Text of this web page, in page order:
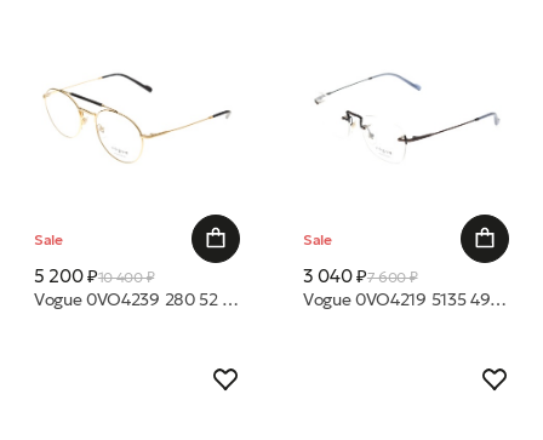
Sale
5 200 ₽10 400 ₽
Vogue 0VO4239 280 52 20 оправа
Sale
3 040 ₽7 600 ₽
Vogue 0VO4219 5135 49 19 оправа